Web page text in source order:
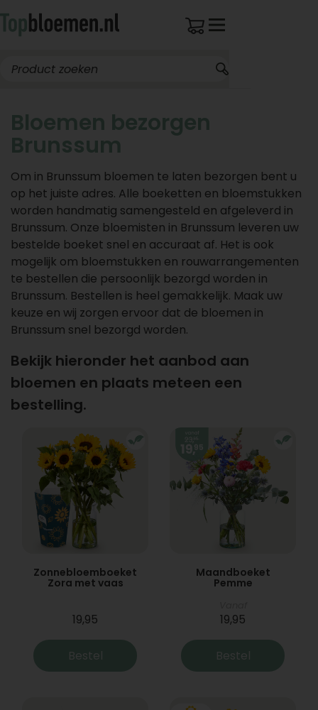
Bloemen bezorgen
Brunssum
Om in Brunssum bloemen te laten bezorgen bent u
op het juiste adres. Alle boeketten en bloemstukken
worden handmatig samengesteld en afgeleverd in
Brunssum. Onze bloemisten in Brunssum leveren uw
bestelde boeket snel en accuraat af. Het is ook
mogelijk om bloemstukken en rouwarrangementen
te bestellen die persoonlijk bezorgd worden in
Brunssum. Bestellen is heel gemakkelijk. Maak uw
keuze en wij zorgen ervoor dat de bloemen in
Brunssum snel bezorgd worden.
Bekijk hieronder het aanbod aan
bloemen en plaats meteen een
bestelling.
Zonnebloemboeket
Zora met vaas
19,95
Bestel
Maandboeket
Pemme
19,95
Bestel